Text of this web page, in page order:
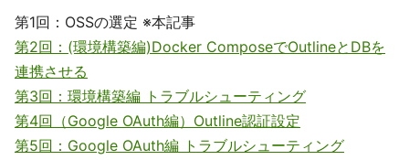
第1回：OSSの選定 ※本記事
第2回：(環境構築編)Docker ComposeでOutlineとDBを
連携させる
第3回：環境構築編 トラブルシューティング
第4回（Google OAuth編）Outline認証設定
第5回：Google OAuth編 トラブルシューティング